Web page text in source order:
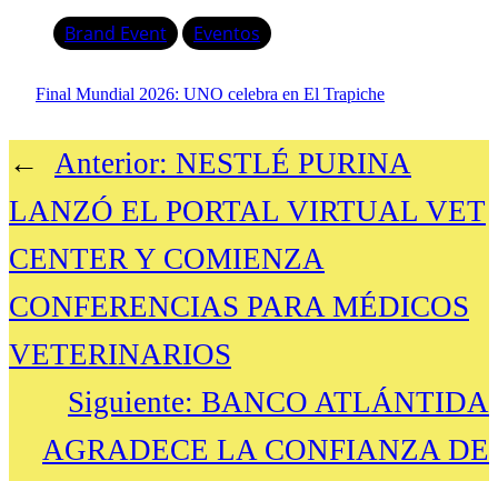
Brand Event Eventos
Final Mundial 2026: UNO celebra en El Trapiche
← Anterior: NESTLÉ PURINA
LANZÓ EL PORTAL VIRTUAL VET
CENTER Y COMIENZA
CONFERENCIAS PARA MÉDICOS
VETERINARIOS
Siguiente: BANCO ATLÁNTIDA
AGRADECE LA CONFIANZA DE